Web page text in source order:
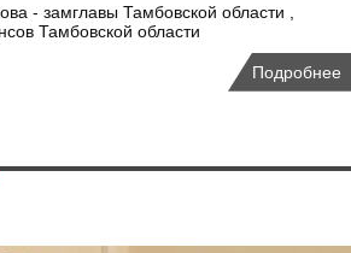
- замглавы Тамбовской области ,
Тамбовской области
Подробнее